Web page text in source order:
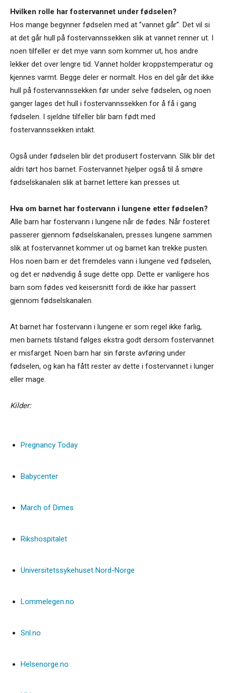
Hvilken rolle har fostervannet under fødselen?
Hos mange begynner fødselen med at ”vannet går”. Det vil si
at det går hull på fostervannssekken slik at vannet renner ut. I
noen tilfeller er det mye vann som kommer ut, hos andre
lekker det over lengre tid. Vannet holder kroppstemperatur og
kjennes varmt. Begge deler er normalt. Hos en del går det ikke
hull på fostervannssekken før under selve fødselen, og noen
ganger lages det hull i fostervannssekken for å få i gang
fødselen. I sjeldne tilfeller blir barn født med
fostervannssekken intakt.
Også under fødselen blir det produsert fostervann. Slik blir det
aldri tørt hos barnet. Fostervannet hjelper også til å smøre
fødselskanalen slik at barnet lettere kan presses ut.
Hva om barnet har fostervann i lungene etter fødselen?
Alle barn har fostervann i lungene når de fødes. Når fosteret
passerer gjennom fødselskanalen, presses lungene sammen
slik at fostervannet kommer ut og barnet kan trekke pusten.
Hos noen barn er det fremdeles vann i lungene ved fødselen,
og det er nødvendig å suge dette opp. Dette er vanligere hos
barn som fødes ved keisersnitt fordi de ikke har passert
gjennom fødselskanalen.
At barnet har fostervann i lungene er som regel ikke farlig,
men barnets tilstand følges ekstra godt dersom fostervannet
er misfarget. Noen barn har sin første avføring under
fødselen, og kan ha fått rester av dette i fostervannet i lunger
eller mage.
Kilder:
Pregnancy Today
Babycenter
March of Dimes
Rikshospitalet
Universitetssykehuset Nord-Norge
Lommelegen.no
Snl.no
Helsenorge.no